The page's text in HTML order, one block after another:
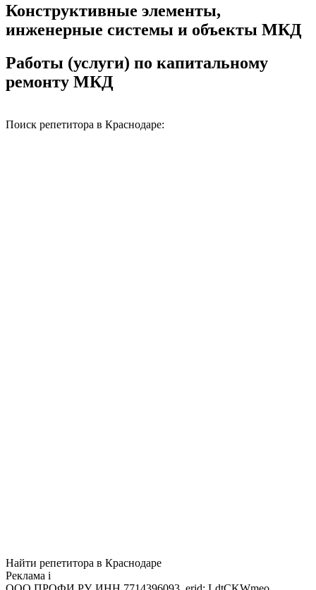
Конструктивные элементы,
инженерные системы и объекты МКД
Работы (услуги) по капитальному
ремонту МКД
Поиск репетитора в Краснодаре:
Найти репетитора в Краснодаре
Реклама i